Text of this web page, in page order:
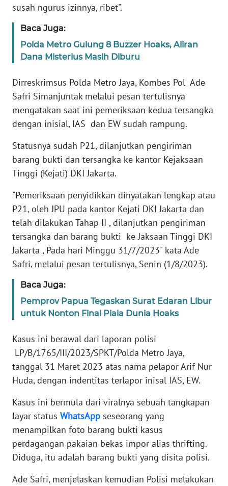
susah ngurus izinnya, ribet".
Baca Juga:
Polda Metro Gulung 8 Buzzer Hoaks, Aliran
Dana Misterius Masih Diburu
Dirreskrimsus Polda Metro Jaya, Kombes Pol Ade
Safri Simanjuntak melalui pesan tertulisnya
mengatakan saat ini pemeriksaan kedua tersangka
dengan inisial, IAS dan EW sudah rampung.
Statusnya sudah P21, dilanjutkan pengiriman
barang bukti dan tersangka ke kantor Kejaksaan
Tinggi (Kejati) DKI Jakarta.
"Pemeriksaan penyidikkan dinyatakan lengkap atau
P21, oleh JPU pada kantor Kejati DKI Jakarta dan
telah dilakukan Tahap II , dilanjutkan pengiriman
tersangka dan barang bukti ke Jaksaan Tinggi DKI
Jakarta , Pada hari Minggu 31/7/2023" kata Ade
Safri, melalui pesan tertulisnya, Senin (1/8/2023).
Baca Juga:
Pemprov Papua Tegaskan Surat Edaran Libur
untuk Nonton Final Piala Dunia Hoaks
Kasus ini berawal dari laporan polisi
LP/B/1765/III/2023/SPKT/Polda Metro Jaya,
tanggal 31 Maret 2023 atas nama pelapor Arif Nur
Huda, dengan indentitas terlapor inisal IAS, EW.
Kasus ini bermula dari viralnya sebuah tangkapan
layar status WhatsApp seseorang yang
menampilkan foto barang bukti kasus
perdagangan pakaian bekas impor alias thrifting.
Diduga, itu adalah barang bukti yang disita polisi.
Ade Safri, menjelaskan kemudian Polisi melakukan
PEDOMAN
MEDIA
REDAKSI
KARIR
DISCLAIMER
Wahana
News
Regional
SUMUT
WN
JAKARTA
WN
WN
BANTEN
WN
NTT
WN
KEPRI
WN
WN
PAPUA
BARAT